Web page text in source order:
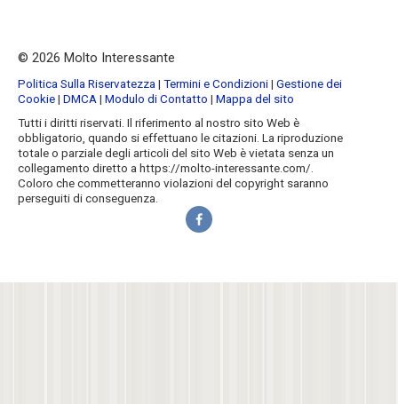
© 2026 Molto Interessante
Politica Sulla Riservatezza| Termini e Condizioni| Gestione dei
Cookie| DMCA| Modulo di Contatto | Mappa del sito
Tutti i diritti riservati. Il riferimento al nostro sito Web è
obbligatorio, quando si effettuano le citazioni. La riproduzione
totale o parziale degli articoli del sito Web è vietata senza un
collegamento diretto a https://molto-interessante.com/.
Coloro che commetteranno violazioni del copyright saranno
perseguiti di conseguenza.